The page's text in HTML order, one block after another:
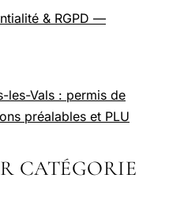
& RGPD —
les-Vals : permis de
préalables et PLU
CATÉGORIE